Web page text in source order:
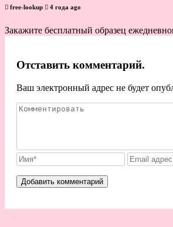
free-lookup 4 года ago
Закажите бесплатный образец
Отставить комментарий.
Ваш электронный адрес не будет